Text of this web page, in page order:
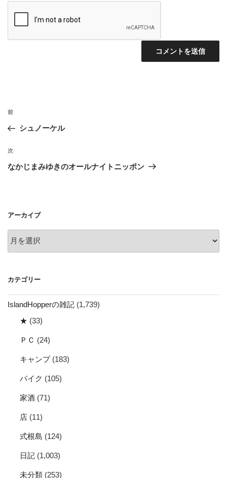
投
ナ
ビ
ゲ
ン
前
の
稿
前
シュノーケル
次
の
次
なかじまみゆきのオールナイトニッポン
アーカイブ
ー
ブ
カテゴリー
IslandHopperの雑記 (1,739)
★ (33)
ＰＣ (24)
キャンプ(183)
バイク (105)
家酒 (71)
店 (11)
式根島 (124)
日記 (1,003)
未分類 (253)